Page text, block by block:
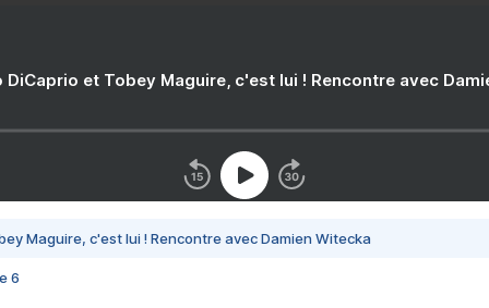
DiCaprio et Tobey Maguire, c'est lui ! Rencontre avec
Maguire, c'est lui ! Rencontre avec Damien Witecka
6